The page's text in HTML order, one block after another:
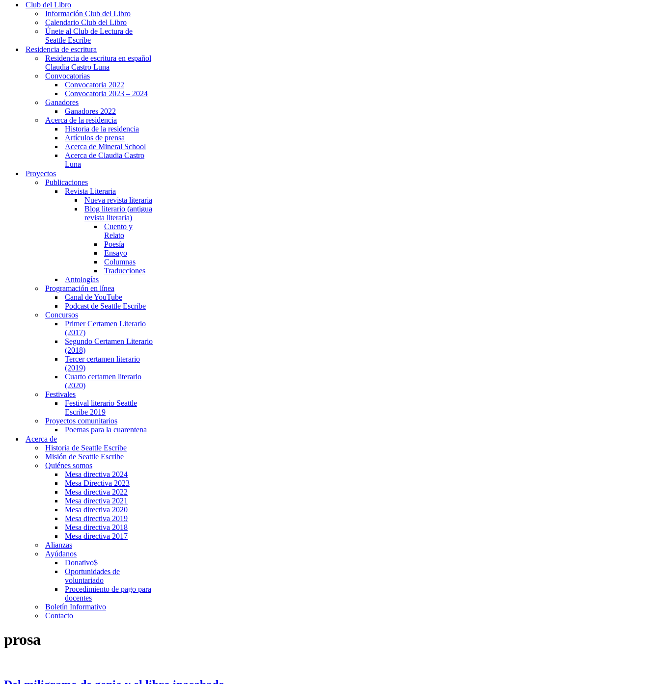
Club del Libro
Información Club del Libro
Calendario Club del Libro
Únete al Club de Lectura de
Seattle Escribe
Residencia de escritura
Residencia de escritura en español
Claudia Castro Luna
Convocatorias
Convocatoria 2022
Convocatoria 2023 – 2024
Ganadores
Ganadores 2022
Acerca de la residencia
Historia de la residencia
Artículos de prensa
Acerca de Mineral School
Acerca de Claudia Castro
Luna
Proyectos
Publicaciones
Revista Literaria
Nueva revista literaria
Blog literario (antigua
revista literaria)
Cuento y
Relato
Poesía
Ensayo
Columnas
Traducciones
Antologías
Programación en línea
Canal de YouTube
Podcast de Seattle Escribe
Concursos
Primer Certamen Literario
(2017)
Segundo Certamen Literario
(2018)
Tercer certamen literario
(2019)
Cuarto certamen literario
(2020)
Festivales
Festival literario Seattle
Escribe 2019
Proyectos comunitarios
Poemas para la cuarentena
Acerca de
Historia de Seattle Escribe
Misión de Seattle Escribe
Quiénes somos
Mesa directiva 2024
Mesa Directiva 2023
Mesa directiva 2022
Mesa directiva 2021
Mesa directiva 2020
Mesa directiva 2019
Mesa directiva 2018
Mesa directiva 2017
Alianzas
Ayúdanos
Donativo$
Oportunidades de
voluntariado
Procedimiento de pago para
docentes
Boletín Informativo
Contacto
prosa